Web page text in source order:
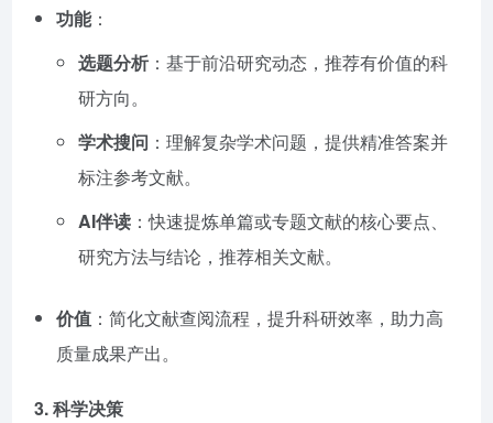
功能：
选题分析 ：基于前沿研究动态，推荐有价值的科
研方向。
学术搜问 ：理解复杂学术问题，提供精准答案并
标注参考文献。
AI伴读 ：快速提炼单篇或专题文献的核心要点、
研究方法与结论，推荐相关文献。
价值 ：简化文献查阅流程，提升科研效率，助力高
质量成果产出。
3.科学决策